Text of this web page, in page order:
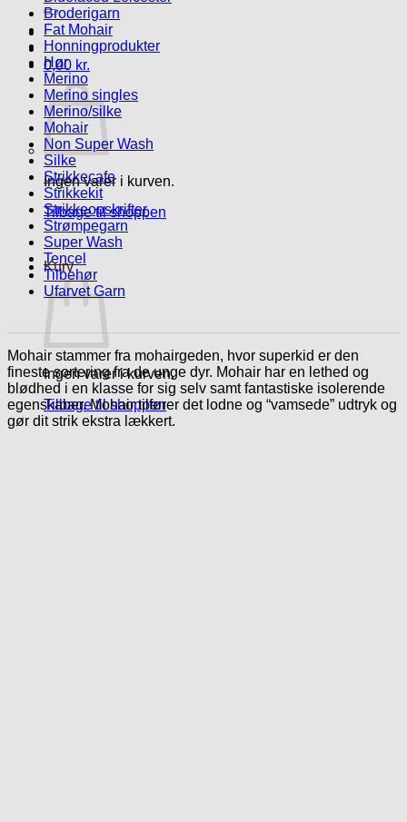
efter:
0,00 kr.
Ingen varer i kurven.
Tilbage til shoppen
Kurv
Ingen varer i kurven.
Tilbage til shoppen
Broderigarn
Fat Mohair
Honningprodukter
Hør
Merino
Merino singles
Merino/silke
Mohair
Non Super Wash
Silke
Strikkecafe
Strikkekit
Strikkeopskrifter
Strømpegarn
Super Wash
Tencel
Tilbehør
Ufarvet Garn
Mohair stammer fra mohairgeden, hvor superkid er den
fineste sortering fra de unge dyr. Mohair har en lethed og
blødhed i en klasse for sig selv samt fantastiske isolerende
egenskaber. Mohair tilfører det lodne og “vamsede” udtryk og
gør dit strik ekstra lækkert.